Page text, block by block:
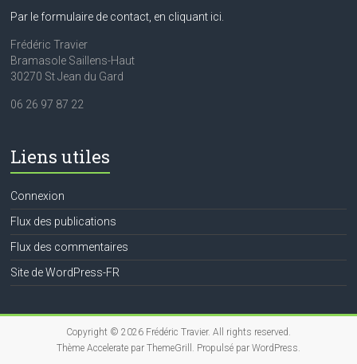
Par le formulaire de contact, en cliquant ici.
Frédéric Travier
Bramasole Saillens-Haut
30270 St Jean du Gard
06 26 97 87 22
Liens utiles
Connexion
Flux des publications
Flux des commentaires
Site de WordPress-FR
Copyright © 2026 Frédéric Travier. All rights reserved.
Thème Acceleratepar ThemeGrill. Propulsé par WordPress.